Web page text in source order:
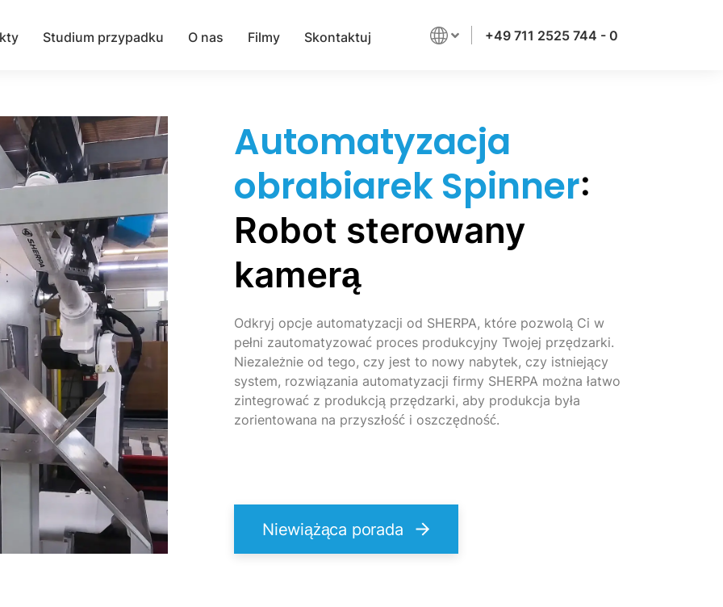
Studium przypadku O nas Filmy Skontaktuj +49 711 2525 744 - 0
Automatyzacja
obrabiarek Spinner:
Robot sterowany
kamerą
Odkryj opcje automatyzacji od SHERPA, które pozwolą Ci w
pełni zautomatyzować proces produkcyjny Twojej przędzarki.
Niezależnie od tego, czy jest to nowy nabytek, czy istniejący
system, rozwiązania automatyzacji firmy SHERPA można łatwo
zintegrować z produkcją przędzarki, aby produkcja była
zorientowana na przyszłość i oszczędność.
Niewiążąca porada